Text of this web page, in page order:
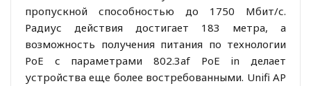
пропускной способностью до 1750 Мбит/с.
Радиус действия достигает 183 метра, а
возможность получения питания по технологии
PoE с параметрами 802.3af PoE in делает
устройства еще более востребованными. Unifi AP